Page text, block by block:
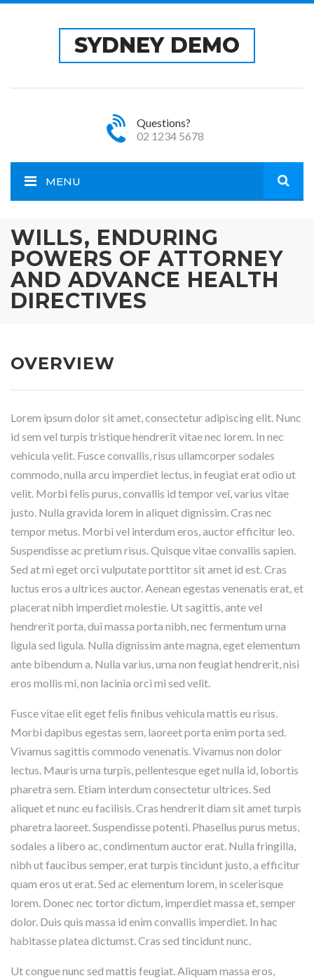
SYDNEY DEMO
Questions?
02 1234 5678
MENU
site
WILLS, ENDURING
POWERS OF ATTORNEY
AND ADVANCE HEALTH
DIRECTIVES
OVERVIEW
Lorem ipsum dolor sit amet, consectetur adipiscing elit. Nunc
id sem vel turpis tristique hendrerit vitae nec lorem. In nec
vehicula velit. Fusce convallis, risus ullamcorper sodales
commodo, nulla arcu imperdiet lectus, in feugiat erat odio ut
velit. Morbi felis purus, convallis id tempor vel, varius vitae
justo. Nulla gravida lorem in aliquet dignissim. Cras nec
tempor metus. Morbi vel interdum eros, auctor efficitur leo.
Suspendisse ac pretium risus. Quisque vitae convallis sapien.
Sed at mi eget orci vulputate porttitor sit amet id est. Cras
luctus eros a ultrices auctor. Aenean egestas venenatis erat, et
placerat nibh imperdiet molestie. Ut sagittis, ante vel
hendrerit porta, dui massa porta nibh, nec fermentum urna
ligula sed ligula. Nulla dignissim ante magna, eget elementum
ante bibendum a. Nulla varius, urna non feugiat hendrerit, nisi
eros mollis mi, non lacinia orci mi sed velit.
Fusce vitae elit eget felis finibus vehicula mattis eu risus.
Morbi dapibus egestas sem, laoreet porta enim porta sed.
Vivamus sagittis commodo venenatis. Vivamus non dolor
lectus. Mauris urna turpis, pellentesque eget nulla id, lobortis
pharetra sem. Etiam interdum consectetur ultrices. Sed
aliquet et nunc eu facilisis. Cras hendrerit diam sit amet turpis
pharetra laoreet. Suspendisse potenti. Phasellus purus metus,
sodales a libero ac, condimentum auctor erat. Nulla fringilla,
nibh ut faucibus semper, erat turpis tincidunt justo, a efficitur
quam eros ut erat. Sed ac elementum lorem, in scelerisque
lorem. Donec nec tortor dictum, imperdiet massa et, semper
dolor. Duis quis massa id enim convallis imperdiet. In hac
habitasse platea dictumst. Cras sed tincidunt nunc.
Ut congue nunc sed mattis feugiat. Aliquam massa eros,